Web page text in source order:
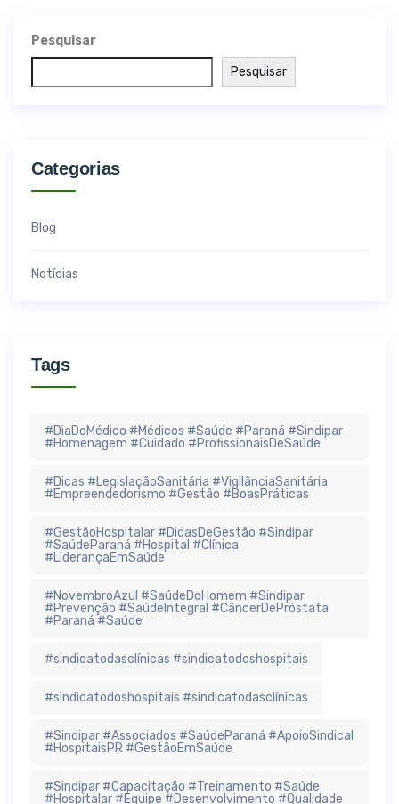
Pesquisar
Pesquisar
Categorias
Blog
Notícias
Tags
#DiaDoMédico #Médicos #Saúde #Paraná #Sindipar
#Homenagem #Cuidado #ProfissionaisDeSaúde
#Dicas #LegislaçãoSanitária #VigilânciaSanitária
#Empreendedorismo #Gestão #BoasPráticas
#GestãoHospitalar #DicasDeGestão #Sindipar
#SaúdeParaná #Hospital #Clínica
#LiderançaEmSaúde
#NovembroAzul #SaúdeDoHomem #Sindipar
#Prevenção #SaúdeIntegral #CâncerDePróstata
#Paraná #Saúde
#sindicatodasclínicas #sindicatodoshospitais
#sindicatodoshospitais #sindicatodasclínicas
#Sindipar #Associados #SaúdeParaná #ApoioSindical
#HospitaisPR #GestãoEmSaúde
#Sindipar #Capacitação #Treinamento #Saúde
#Hospitalar #Equipe #Desenvolvimento #Qualidade